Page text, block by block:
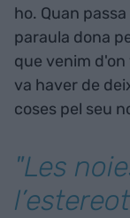
ho. Quan
paraula dona
que venim d'on
va haver de
coses pel seu
"Les